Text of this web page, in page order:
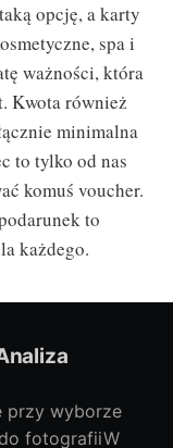
opcję, a karty
spa i
ważności, która
Kwota również
minimalna
to tylko od nas
komuś voucher.
to
każdego.
przy wyborze
fotografiiW